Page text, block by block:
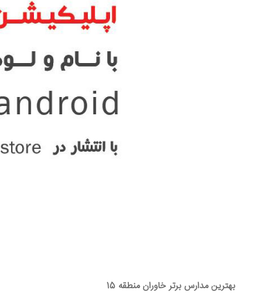
بهترین مدارس برتر خاوران منطقه 15